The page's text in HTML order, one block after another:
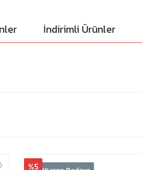
İndirimli Ürünler
%5